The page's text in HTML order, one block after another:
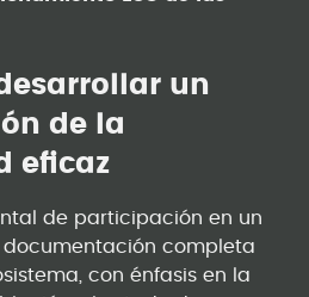
un
de la
eficaz
de participación en un
completa
con énfasis en la